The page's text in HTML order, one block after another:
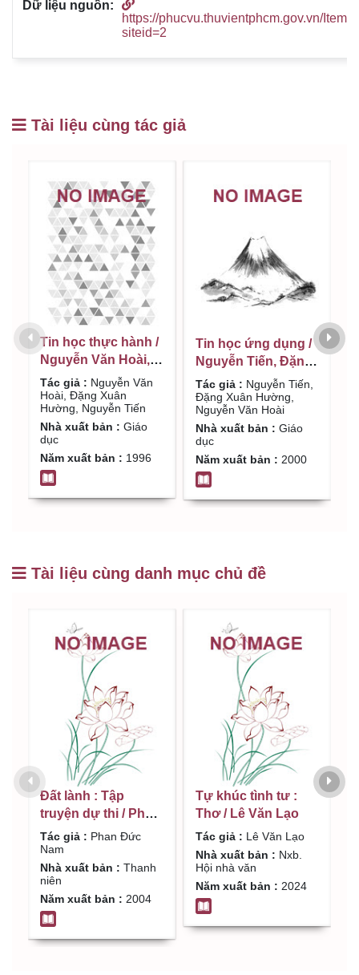
https://phucvu.thuvientphcm.gov.vn/Item/
siteid=2
Tài liệu cùng tác giả
Tin học thực hành /
Nguyễn Văn Hoài,
Đặng Xuân Hường,
Nguyễn Tiến
Tác giả : Nguyễn Văn
Hoài, Đặng Xuân
Hường, Nguyễn Tiến
Nhà xuất bản : Giáo
dục
Năm xuất bản : 1996
Tin học ứng dụng /
Nguyễn Tiến, Đặng
Xuân Hường,
Nguyễn Văn Hoài
Tác giả : Nguyễn Tiến,
Đặng Xuân Hường,
Nguyễn Văn Hoài
Nhà xuất bản : Giáo
dục
Năm xuất bản : 2000
Tài liệu cùng danh mục chủ đề
Đất lành : Tập
truyện dự thi / Phan
Đức Nam
Tác giả : Phan Đức
Nam
Nhà xuất bản : Thanh
niên
Năm xuất bản : 2004
Tự khúc tình tư :
Thơ / Lê Văn Lạo
Tác giả : Lê Văn Lạo
Nhà xuất bản : Nxb.
Hội nhà văn
Năm xuất bản : 2024